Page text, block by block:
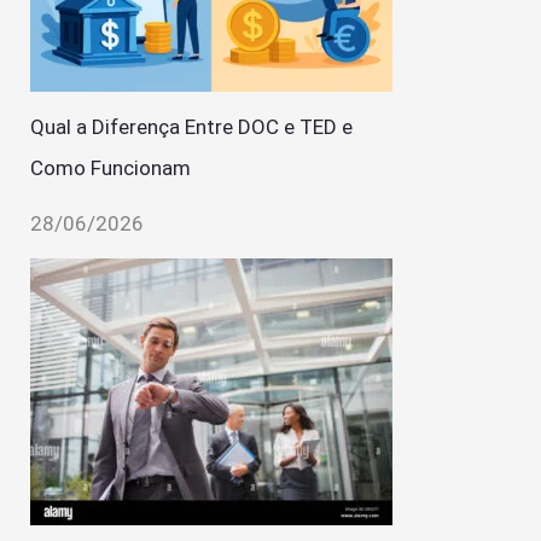
Qual a Diferença Entre DOC e TED e
Como Funcionam
28/06/2026